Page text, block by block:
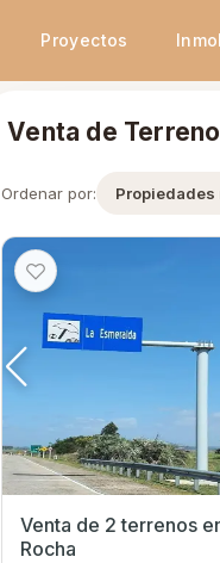
Proyectos
Venta de
Ordenar por: Propiedades
Venta de 2 terrenos
Rocha